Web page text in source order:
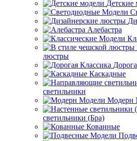
Детские
Алебастра
люстры
Каскадные
светильники
Модерн
светильники (Бра)
Кованные